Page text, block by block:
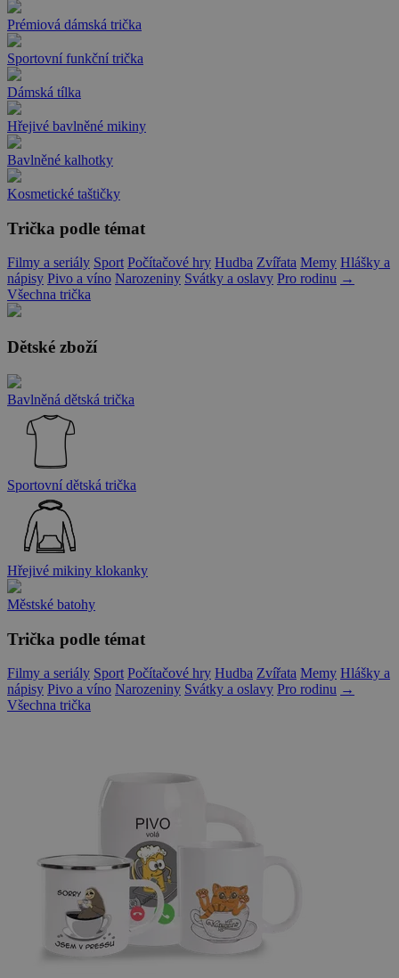
Prémiová dámská trička
Sportovní funkční trička
Dámská tílka
Hřejivé bavlněné mikiny
Bavlněné kalhotky
Kosmetické taštičky
Trička podle témat
Filmy a seriály Sport Počítačové hry Hudba Zvířata Memy Hlášky a
nápisy Pivo a víno Narozeniny Svátky a oslavy Pro rodinu →
Všechna trička
Dětské zboží
Bavlněná dětská trička
Sportovní dětská trička
Hřejivé mikiny klokanky
Městské batohy
Trička podle témat
Filmy a seriály Sport Počítačové hry Hudba Zvířata Memy Hlášky a
nápisy Pivo a víno Narozeniny Svátky a oslavy Pro rodinu →
Všechna trička